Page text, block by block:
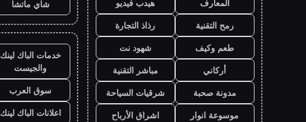
المعارف
هيدب فيديو
رمح التقنية
رذاذ التجارة
طعم وكيف
شهود نت
أركاني
مباشر التقنية
مدونة صحبة
شرقيات السياحة
موسوعة انوار
اشراق الأرباح
شاي ماتشا
خدمات الباك لينك
والجيست
سوق العرب
اعلانات الباك لينك